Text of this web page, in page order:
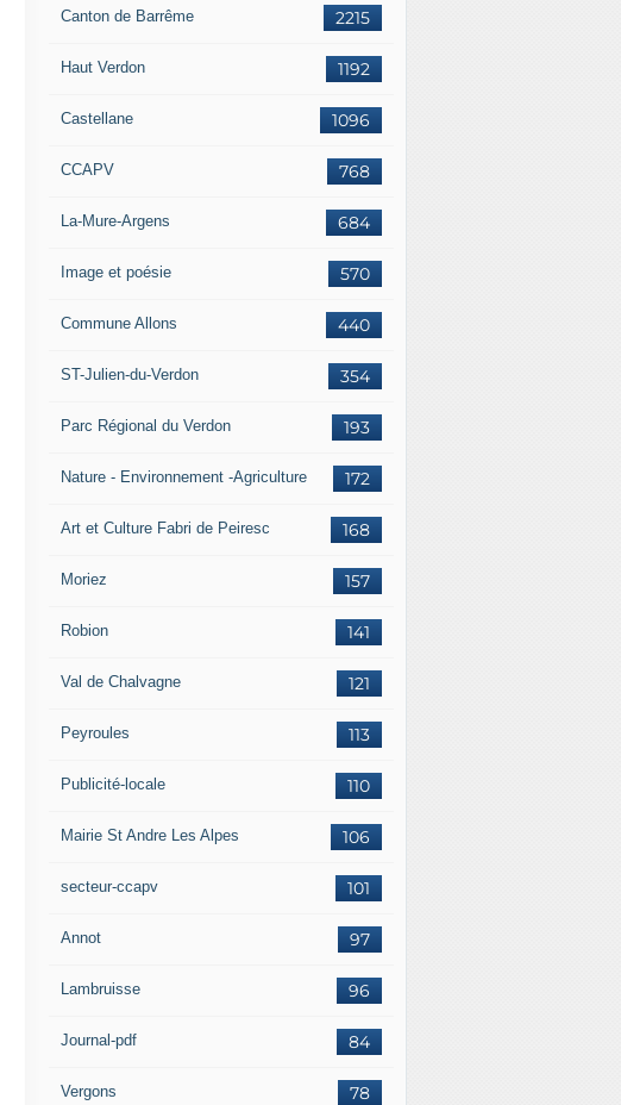
2215
Canton de Barrême
1192
Haut Verdon
1096
Castellane
768
CCAPV
684
La-Mure-Argens
570
Image et poésie
440
Commune Allons
354
ST-Julien-du-Verdon
193
Parc Régional du Verdon
172
Nature - Environnement -Agriculture
168
Art et Culture Fabri de Peiresc
157
Moriez
141
Robion
121
Val de Chalvagne
113
Peyroules
110
Publicité-locale
106
Mairie St Andre Les Alpes
101
secteur-ccapv
97
Annot
96
Lambruisse
84
Journal-pdf
78
Vergons